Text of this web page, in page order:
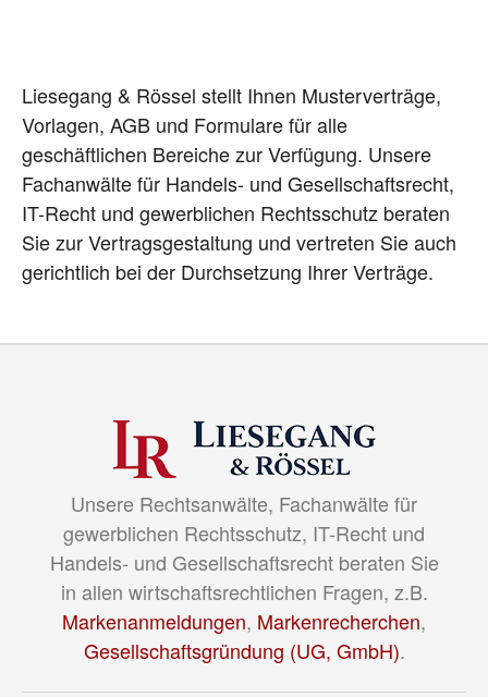
Liesegang & Rössel stellt Ihnen Musterverträge,
Vorlagen, AGB und Formulare für alle
geschäftlichen Bereiche zur Verfügung. Unsere
Fachanwälte für Handels- und Gesellschaftsrecht,
IT-Recht und gewerblichen Rechtsschutz beraten
Sie zur Vertragsgestaltung und vertreten Sie auch
gerichtlich bei der Durchsetzung Ihrer Verträge.
Unsere Rechtsanwälte, Fachanwälte für
gewerblichen Rechtsschutz, IT-Recht und
Handels- und Gesellschaftsrecht beraten Sie
in allen wirtschaftsrechtlichen Fragen, z.B.
Markenanmeldungen, Markenrecherchen,
Gesellschaftsgründung (UG, GmbH).